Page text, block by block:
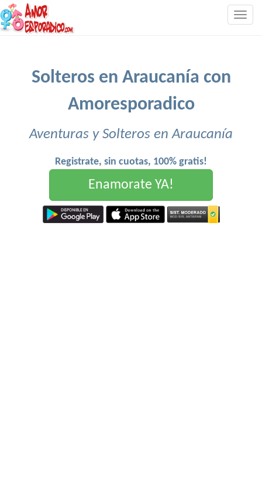
Solteros en Araucanía con
Amoresporadico
Aventuras y Solteros en Araucanía
Registrate, sin cuotas, 100% gratis!
Enamorate YA!